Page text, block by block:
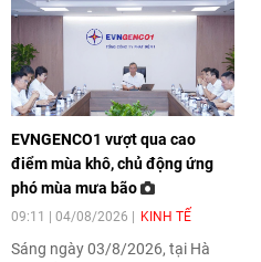
EVNGENCO1 vượt qua cao
điểm mùa khô, chủ động ứng
phó mùa mưa bão
09:11 | 04/08/2026 KINH TẾ
Sáng ngày 03/8/2026, tại Hà